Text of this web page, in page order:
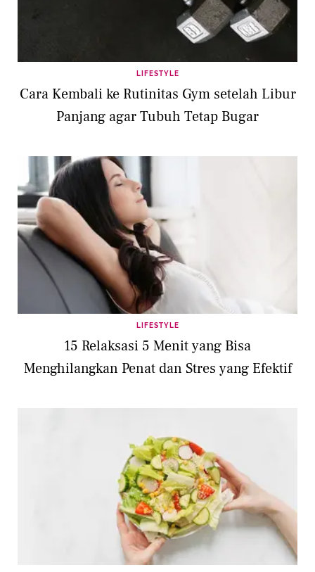
LIFESTYLE
Cara Kembali ke Rutinitas Gym setelah Libur
Panjang agar Tubuh Tetap Bugar
LIFESTYLE
15 Relaksasi 5 Menit yang Bisa
Menghilangkan Penat dan Stres yang Efektif